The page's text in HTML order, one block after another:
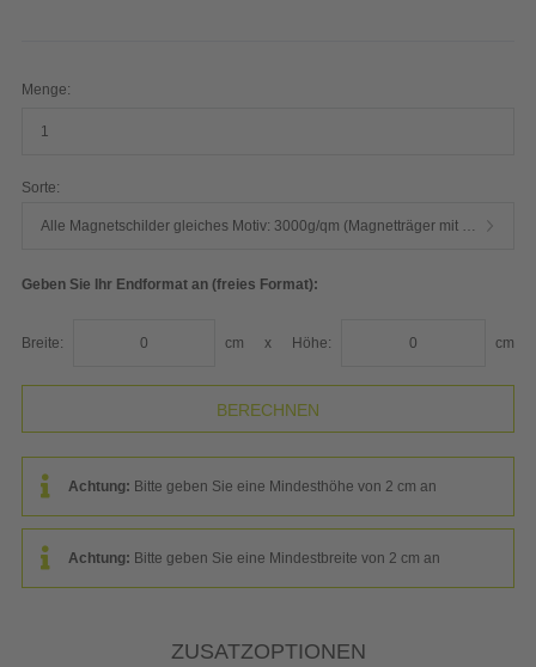
Menge:
Sorte:
Alle Magnetschilder gleiches Motiv: 3000g/qm (Magnetträger mit 900µm, mit 75µm PVC-Folie kaschiert)
Geben Sie Ihr Endformat an (freies Format):
Breite: cm x Höhe: cm
Achtung: Bitte geben Sie eine Mindesthöhe von 2 cm an
Achtung: Bitte geben Sie eine Mindestbreite von 2 cm an
ZUSATZOPTIONEN